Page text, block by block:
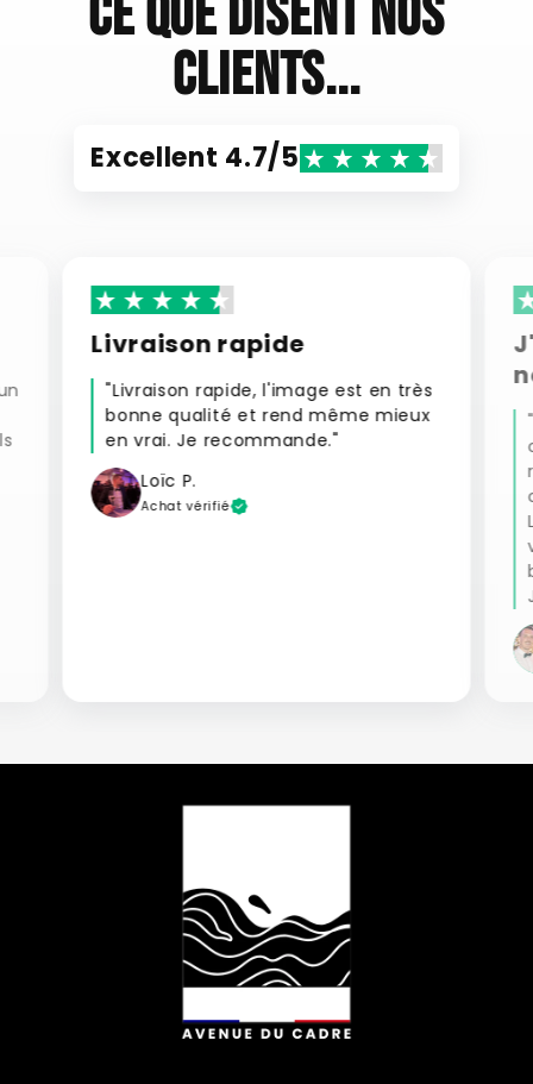
Ce que disent nos
clients...
Excellent 4.7/5
Livraison rapide
"Livraison rapide, l'image est en très
bonne qualité et rend même mieux
en vrai. Je recommande."
Loïc P.
Achat vérifié